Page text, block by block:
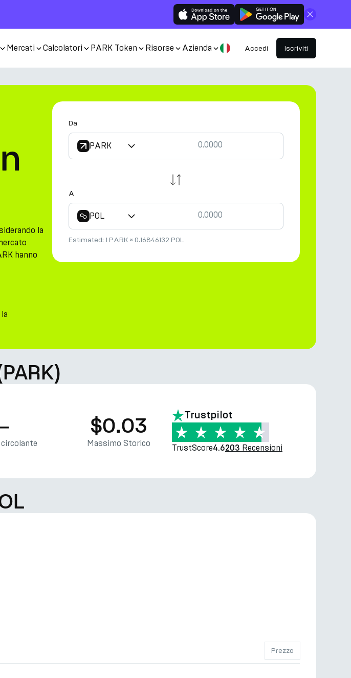
Chiudi
Mercati Calcolatori PARK Token Risorse Azienda Accedi Iscriviti
la
hanno
Da
PARK
A
POL
Estimated: 1 PARK ≈ 0.16846132 POL
$0.03
Massimo Storico
Trustpilot
TrustScore4.6203 Recensioni
Prezzo